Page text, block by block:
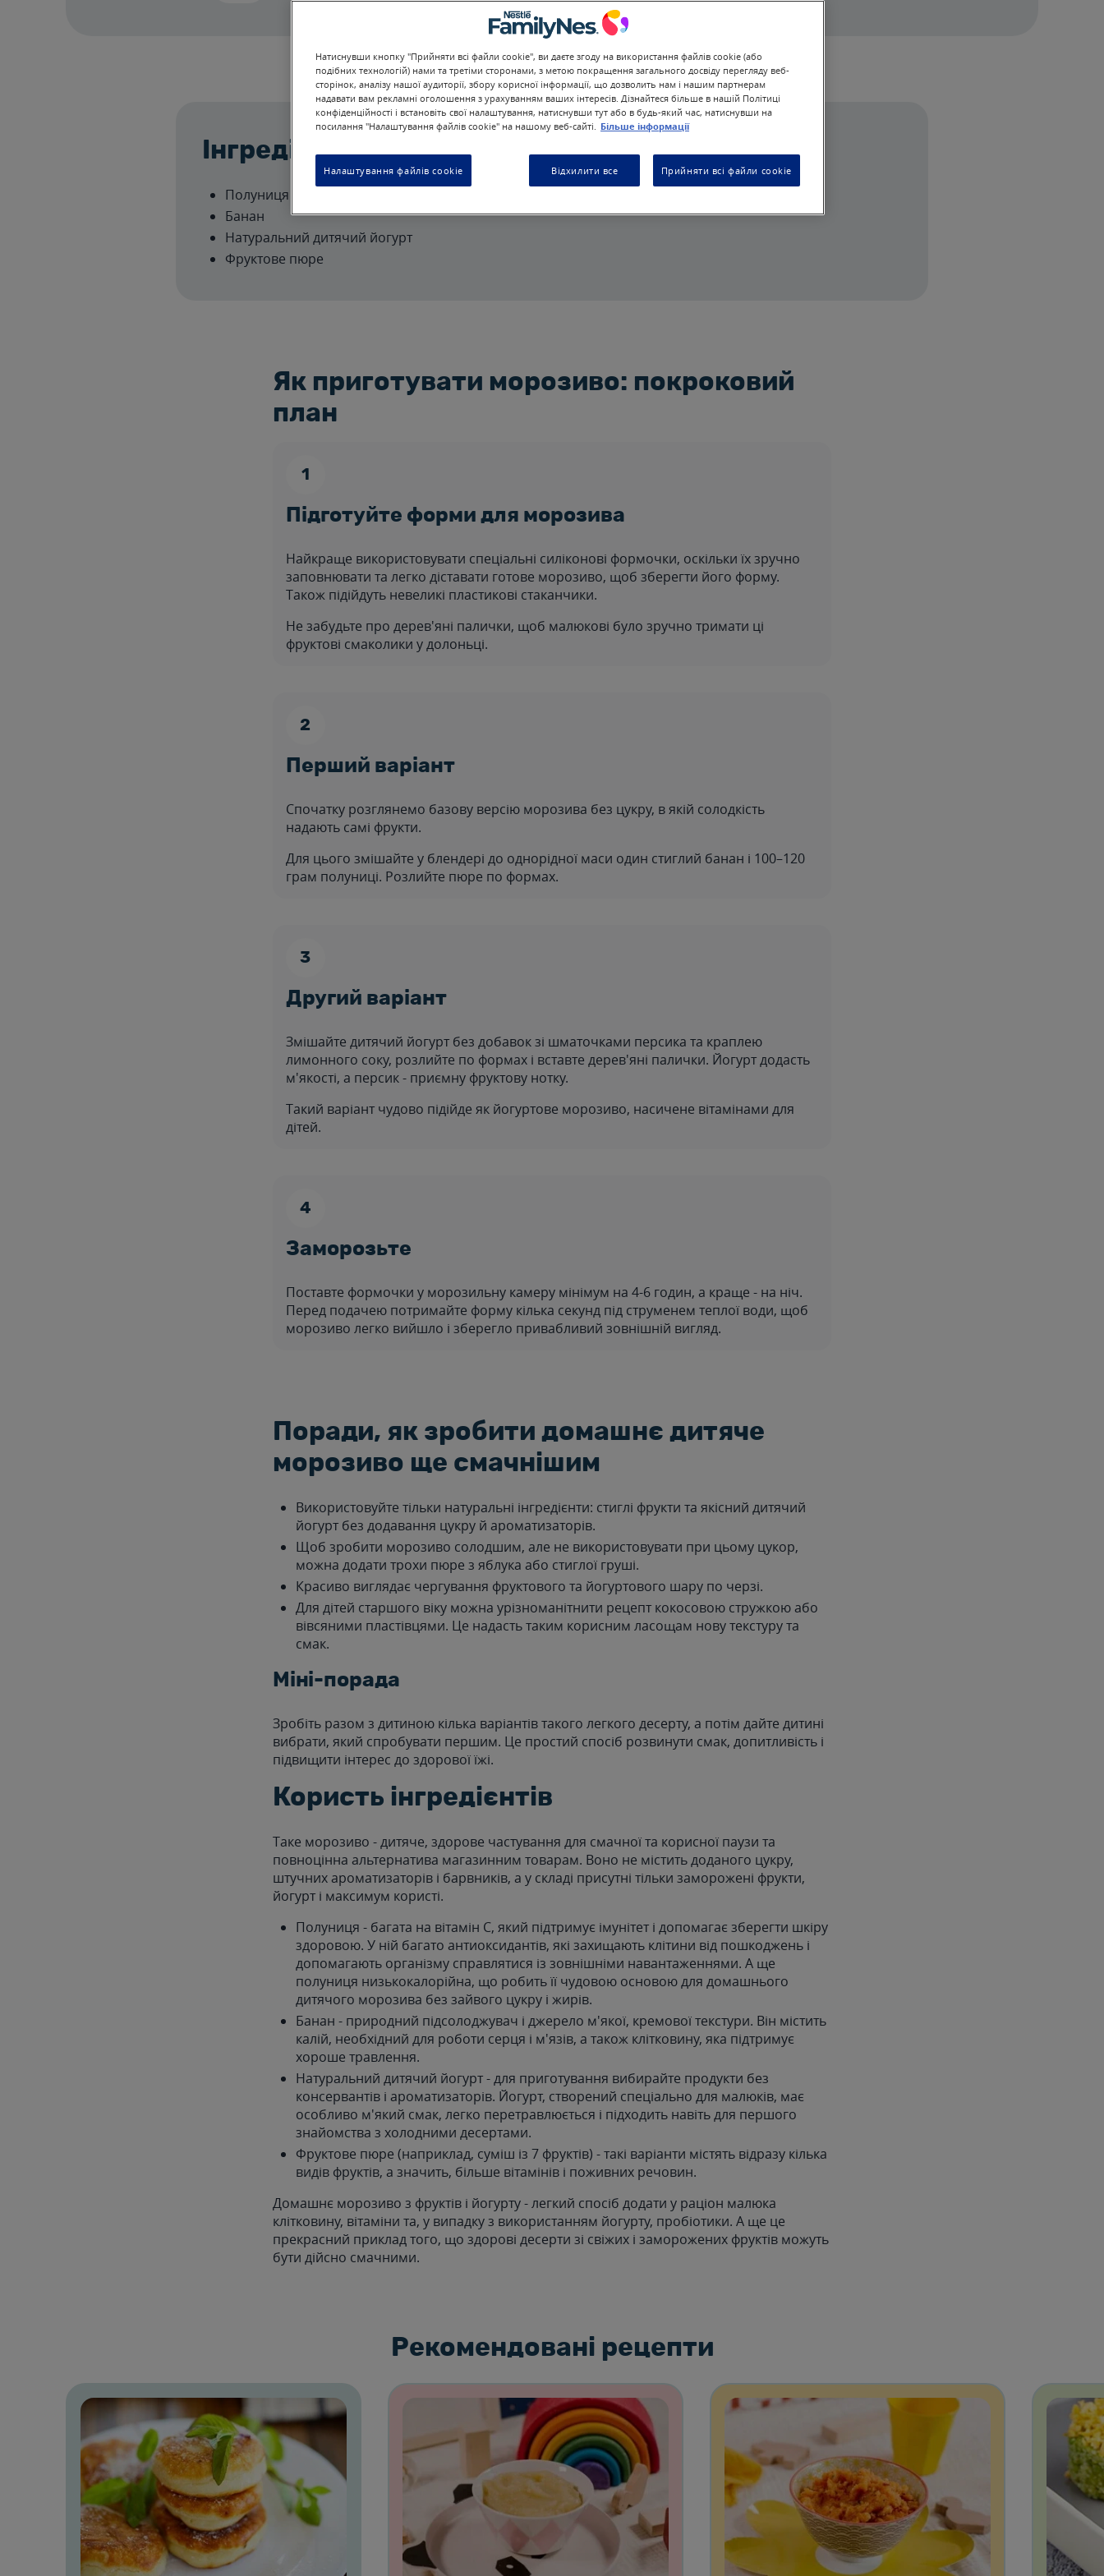
Інгредієнти
Полуниця
Банан
Натуральний дитячий йогурт
Фруктове пюре
Як приготувати морозиво: покроковий
план
Підготуйте форми для морозива
Найкраще використовувати спеціальні силіконові формочки, оскільки їх зручно
заповнювати та легко діставати готове морозиво, щоб зберегти його форму.
Також підійдуть невеликі пластикові стаканчики.
Не забудьте про дерев'яні палички, щоб малюкові було зручно тримати ці
фруктові смаколики у долоньці.
Перший варіант
Спочатку розглянемо базову версію морозива без цукру, в якій солодкість
надають самі фрукти.
Для цього змішайте у блендері до однорідної маси один стиглий банан і 100–120
грам полуниці. Розлийте пюре по формах.
Другий варіант
Змішайте дитячий йогурт без добавок зі шматочками персика та краплею
лимонного соку, розлийте по формах і вставте дерев'яні палички. Йогурт додасть
м'якості, а персик - приємну фруктову нотку.
Такий варіант чудово підійде як йогуртове морозиво, насичене вітамінами для
дітей.
Заморозьте
Поставте формочки у морозильну камеру мінімум на 4-6 годин, а краще - на ніч.
Перед подачею потримайте форму кілька секунд під струменем теплої води, щоб
морозиво легко вийшло і зберегло привабливий зовнішній вигляд.
Поради, як зробити домашнє дитяче
морозиво ще смачнішим
Використовуйте тільки натуральні інгредієнти: стиглі фрукти та якісний дитячий
йогурт без додавання цукру й ароматизаторів.
Щоб зробити морозиво солодшим, але не використовувати при цьому цукор,
можна додати трохи пюре з яблука або стиглої груші.
Красиво виглядає чергування фруктового та йогуртового шару по черзі.
Для дітей старшого віку можна урізноманітнити рецепт кокосовою стружкою або
вівсяними пластівцями. Це надасть таким корисним ласощам нову текстуру та
смак.
Міні-порада
Зробіть разом з дитиною кілька варіантів такого легкого десерту, а потім дайте дитині
вибрати, який спробувати першим. Це простий спосіб розвинути смак, допитливість і
підвищити інтерес до здорової їжі.
Користь інгредієнтів
Таке морозиво - дитяче, здорове частування для смачної та корисної паузи та
повноцінна альтернатива магазинним товарам. Воно не містить доданого цукру,
штучних ароматизаторів і барвників, а у складі присутні тільки заморожені фрукти,
йогурт і максимум користі.
Полуниця - багата на вітамін C, який підтримує імунітет і допомагає зберегти шкіру
здоровою. У ній багато антиоксидантів, які захищають клітини від пошкоджень і
допомагають організму справлятися із зовнішніми навантаженнями. А ще
полуниця низькокалорійна, що робить її чудовою основою для домашнього
дитячого морозива без зайвого цукру і жирів.
Банан - природний підсолоджувач і джерело м'якої, кремової текстури. Він містить
калій, необхідний для роботи серця і м'язів, а також клітковину, яка підтримує
хороше травлення.
Натуральний дитячий йогурт - для приготування вибирайте продукти без
консервантів і ароматизаторів. Йогурт, створений спеціально для малюків, має
особливо м'який смак, легко перетравлюється і підходить навіть для першого
знайомства з холодними десертами.
Фруктове пюре (наприклад, суміш із 7 фруктів) - такі варіанти містять відразу кілька
видів фруктів, а значить, більше вітамінів і поживних речовин.
Домашнє морозиво з фруктів і йогурту - легкий спосіб додати у раціон малюка
клітковину, вітаміни та, у випадку з використанням йогурту, пробіотики. А ще це
прекрасний приклад того, що здорові десерти зі свіжих і заморожених фруктів можуть
бути дійсно смачними.
Рекомендовані рецепти
Натиснувши кнопку "Прийняти всі файли cookie", ви даєте згоду на використання файлів cookie (або
подібних технологій) нами та третіми сторонами, з метою покращення загального досвіду перегляду веб-
сторінок, аналізу нашої аудиторії, збору корисної інформації, що дозволить нам і нашим партнерам
надавати вам рекламні оголошення з урахуванням ваших інтересів. Дізнайтеся більше в нашій Політиці
конфіденційності і встановіть свої налаштування, натиснувши тут або в будь-який час, натиснувши на
посилання "Налаштування файлів cookie" на нашому веб-сайті. Більше інформації
Налаштування файлів cookie Відхилити все Прийняти всі файли cookie